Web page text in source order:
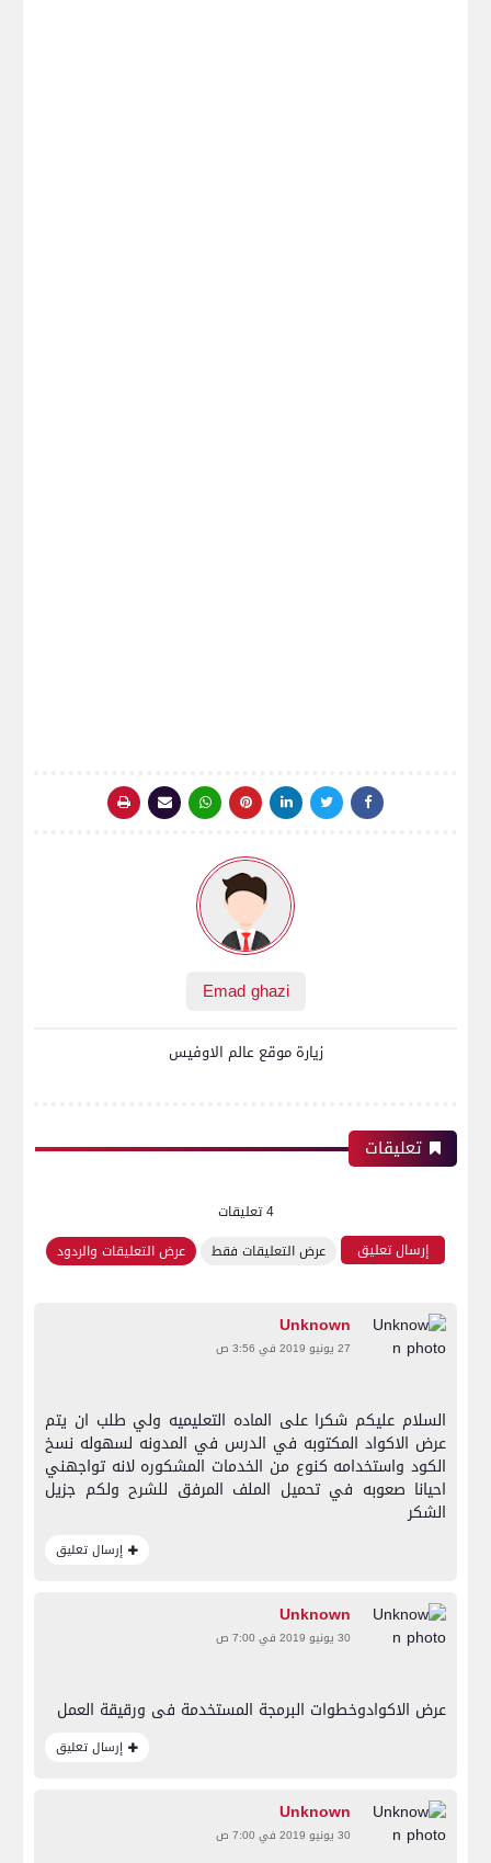
Emad ghazi
زيارة موقع عالم الاوفيس
تعليقات
4 تعليقات
إرسال تعليق
عرض التعليقات فقط عرض التعليقات والردود
Unknown
27 يونيو 2019 في 3:56 ص
السلام عليكم شكرا على الماده التعليميه ولي طلب ان يتم
عرض الاكواد المكتوبه في الدرس في المدونه لسهوله نسخ
الكود واستخدامه كنوع من الخدمات المشكوره لانه تواجهني
احيانا صعوبه في تحميل الملف المرفق للشرح ولكم جزيل
الشكر
إرسال تعليق
Unknown
30 يونيو 2019 في 7:00 ص
عرض الاكوادوخطوات البرمجة المستخدمة فى ورقيقة العمل
إرسال تعليق
Unknown
30 يونيو 2019 في 7:00 ص